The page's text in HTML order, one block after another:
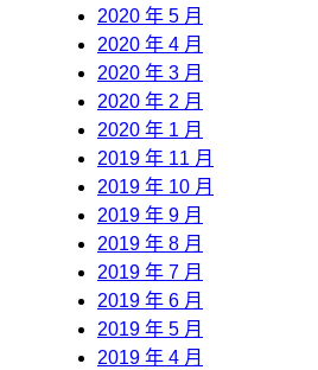
2020 年 5 月
2020 年 4 月
2020 年 3 月
2020 年 2 月
2020 年 1 月
2019 年 11 月
2019 年 10 月
2019 年 9 月
2019 年 8 月
2019 年 7 月
2019 年 6 月
2019 年 5 月
2019 年 4 月